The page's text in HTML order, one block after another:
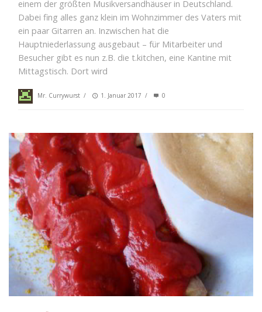
einem der größten Musikversandhäuser in Deutschland.
Dabei fing alles ganz klein im Wohnzimmer des Vaters mit
ein paar Gitarren an. Inzwischen hat die
Hauptniederlassung ausgebaut – für Mitarbeiter und
Besucher gibt es nun z.B. die t.kitchen, eine Kantine mit
Mittagstisch. Dort wird
Mr. Currywurst / 1. Januar 2017 / 0